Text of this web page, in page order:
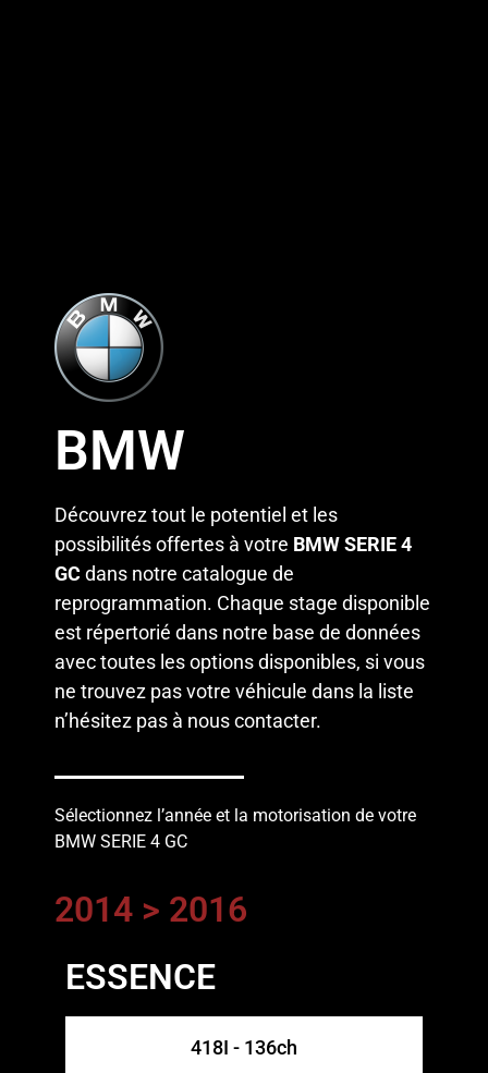
BMW
Découvrez tout le potentiel et les
possibilités offertes à votre BMW SERIE 4
GCdans notre catalogue de
reprogrammation. Chaque stage disponible
est répertorié dans notre base de données
avec toutes les options disponibles, si vous
ne trouvez pas votre véhicule dans la liste
n’hésitez pas à nous contacter.
Sélectionnez l’année et la motorisation de votre
BMW SERIE 4 GC
2014 > 2016
ESSENCE
418I - 136ch​